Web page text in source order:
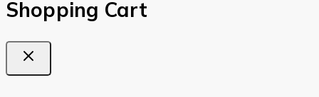
Shopping Cart